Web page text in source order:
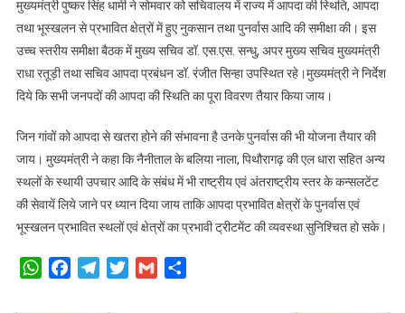
क्षेत्रों
का
विस्तृत
विवरण
करने
के
निर्देश।
मुख्यमंत्री पुष्कर सिंह धामी ने सोमवार को सचिवालय में राज्य में आपदा की स्थिति, आपदा
तथा भूस्खलन से प्रभावित क्षेत्रों में हुए नुकसान तथा पुनर्वास आदि की समीक्षा की। इस
उच्च स्तरीय समीक्षा बैठक में मुख्य सचिव डॉ. एस.एस. सन्धु, अपर मुख्य सचिव मुख्यमंत्री
राधा रतूड़ी तथा सचिव आपदा प्रबंधन डॉ. रंजीत सिन्हा उपस्थित रहे।मुख्यमंत्री ने निर्देश
दिये कि सभी जनपदों की आपदा की स्थिति का पूरा विवरण तैयार किया जाय।
जिन गांवों को आपदा से खतरा होने की संभावना है उनके पुनर्वास की भी योजना तैयार की
जाय। मुख्यमंत्री ने कहा कि नैनीताल के बलिया नाला, पिथौरागढ़ की एल धारा सहित अन्य
स्थलों के स्थायी उपचार आदि के संबंध में भी राष्ट्रीय एवं अंतराष्ट्रीय स्तर के कन्सलटेंट
की सेवायें लिये जाने पर ध्यान दिया जाय ताकि आपदा प्रभावित क्षेत्रों के पुनर्वास एवं
भूस्खलन प्रभावित स्थलों एवं क्षेत्रों का प्रभावी ट्रीटमेंट की व्यवस्था सुनिश्चित हो सके।
WhatsAppFacebookTelegramTwitterGmail